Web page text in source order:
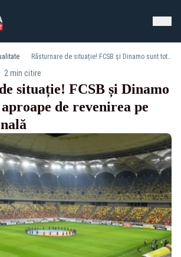
Răsturnare de situație! FCSB și Dinamo sunt tot mai aproape de revenirea pe Arena Națională
2 min citire
situație! FCSB și Dinamo
de revenirea pe